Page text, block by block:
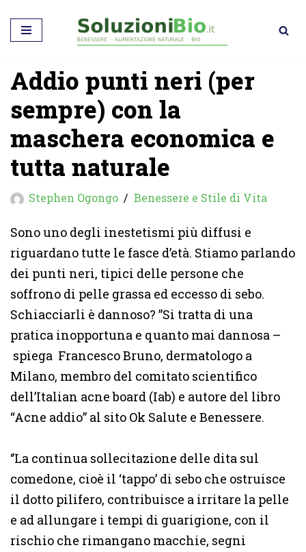
Vai
contenuto
Addio punti neri (per
sempre) con la
maschera economica e
tutta naturale
Stephen Ogongo Benessere e Stile di Vita
Sono uno degli inestetismi più diffusi e
riguardano tutte le fasce d’età. Stiamo parlando
dei punti neri, tipici delle persone che
soffrono di pelle grassa ed eccesso di sebo.
Schiacciarli è dannoso? ”Si tratta di una
pratica inopportuna e quanto mai dannosa –
spiega Francesco Bruno, dermatologo a
Milano, membro del comitato scientifico
dell’Italian acne board (Iab) e autore del libro
“Acne addio” al sito Ok Salute e Benessere.
‘’La continua sollecitazione delle dita sul
comedone, cioè il ‘tappo’ di sebo che ostruisce
il dotto pilifero, contribuisce a irritare la pelle
e ad allungare i tempi di guarigione, con il
rischio che rimangano macchie, segni